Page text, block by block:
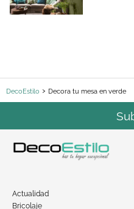
DecoEstilo Decora tu mesa en verde
Actualidad
Bricolaje